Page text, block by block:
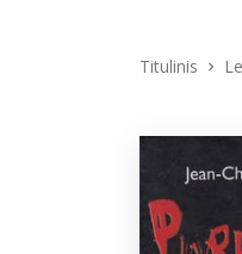
Titulinis